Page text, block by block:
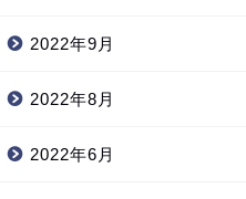
2022年9月
2022年8月
2022年6月